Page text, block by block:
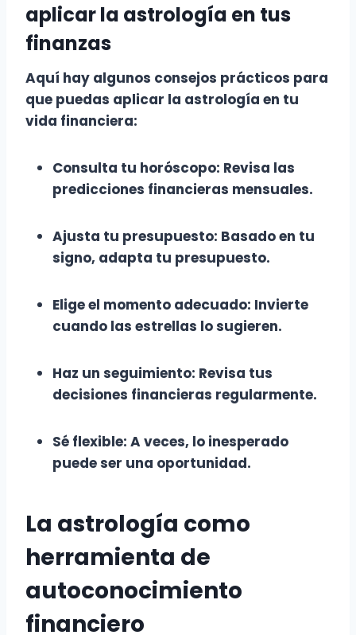
aplicar la astrología en tus
finanzas
Aquí hay algunos consejos prácticos para
que puedas aplicar la astrología en tu
vida financiera:
Consulta tu horóscopo: Revisa las
predicciones financieras mensuales.
Ajusta tu presupuesto: Basado en tu
signo, adapta tu presupuesto.
Elige el momento adecuado: Invierte
cuando las estrellas lo sugieren.
Haz un seguimiento: Revisa tus
decisiones financieras regularmente.
Sé flexible: A veces, lo inesperado
puede ser una oportunidad.
La astrología como
herramienta de
autoconocimiento
financiero